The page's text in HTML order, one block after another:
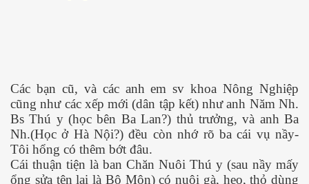
Các bạn cũ, và các anh em sv khoa Nông Nghiệp
cũng như các xếp mới (dân tập kết) như anh Năm Nh.
Bs Thú y (học bên Ba Lan?) thủ trưởng, và anh Ba
Nh.(Học ở Hà Nội?) đều còn nhớ rõ ba cái vụ nầy-
Tôi hổng có thêm bớt đâu.
Cái thuận tiện là ban Chăn Nuôi Thú y (sau nầy mấy
ổng sửa tên lại là Bộ Môn) có nuôi gà, heo, thỏ dùng
... P2